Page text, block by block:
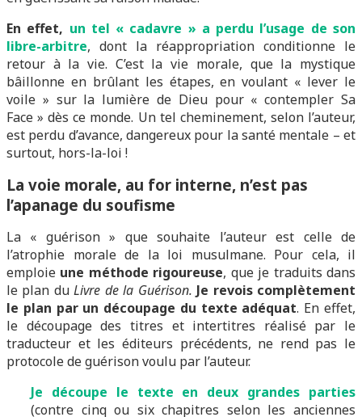
En effet, un tel « cadavre » a perdu l’usage de son
libre-arbitre, dont la réappropriation conditionne le
retour à la vie. C’est la vie morale, que la mystique
bâillonne en brûlant les étapes, en voulant « lever le
voile » sur la lumière de Dieu pour « contempler Sa
Face » dès ce monde. Un tel cheminement, selon l’auteur,
est perdu d’avance, dangereux pour la santé mentale – et
surtout, hors-la-loi !
La voie morale, au for interne, n’est pas
l’apanage du soufisme
La « guérison » que souhaite l’auteur est celle de
l’atrophie morale de la loi musulmane. Pour cela, il
emploie une méthode rigoureuse, que je traduits dans
le plan duLivre de la Guérison. Je revois complètement
le plan par un découpage du texte adéquat. En effet,
le découpage des titres et intertitres réalisé par le
traducteur et les éditeurs précédents, ne rend pas le
protocole de guérison voulu par l’auteur.
Je découpe le texte en deux grandes parties
(contre cinq ou six chapitres selon les anciennes